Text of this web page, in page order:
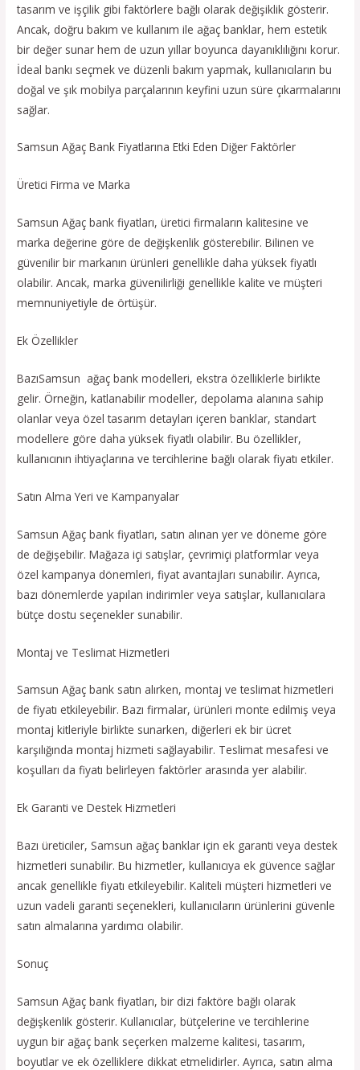
tasarım ve işçilik gibi faktörlere bağlı olarak değişiklik gösterir.
Ancak, doğru bakım ve kullanım ile ağaç banklar, hem estetik
bir değer sunar hem de uzun yıllar boyunca dayanıklılığını korur.
İdeal bankı seçmek ve düzenli bakım yapmak, kullanıcıların bu
doğal ve şık mobilya parçalarının keyfini uzun süre çıkarmalarını
sağlar.
Samsun Ağaç Bank Fiyatlarına Etki Eden Diğer Faktörler
Üretici Firma ve Marka
Samsun Ağaç bank fiyatları, üretici firmaların kalitesine ve
marka değerine göre de değişkenlik gösterebilir. Bilinen ve
güvenilir bir markanın ürünleri genellikle daha yüksek fiyatlı
olabilir. Ancak, marka güvenilirliği genellikle kalite ve müşteri
memnuniyetiyle de örtüşür.
Ek Özellikler
BazıSamsun ağaç bank modelleri, ekstra özelliklerle birlikte
gelir. Örneğin, katlanabilir modeller, depolama alanına sahip
olanlar veya özel tasarım detayları içeren banklar, standart
modellere göre daha yüksek fiyatlı olabilir. Bu özellikler,
kullanıcının ihtiyaçlarına ve tercihlerine bağlı olarak fiyatı etkiler.
Satın Alma Yeri ve Kampanyalar
Samsun Ağaç bank fiyatları, satın alınan yer ve döneme göre
de değişebilir. Mağaza içi satışlar, çevrimiçi platformlar veya
özel kampanya dönemleri, fiyat avantajları sunabilir. Ayrıca,
bazı dönemlerde yapılan indirimler veya satışlar, kullanıcılara
bütçe dostu seçenekler sunabilir.
Montaj ve Teslimat Hizmetleri
Samsun Ağaç bank satın alırken, montaj ve teslimat hizmetleri
de fiyatı etkileyebilir. Bazı firmalar, ürünleri monte edilmiş veya
montaj kitleriyle birlikte sunarken, diğerleri ek bir ücret
karşılığında montaj hizmeti sağlayabilir. Teslimat mesafesi ve
koşulları da fiyatı belirleyen faktörler arasında yer alabilir.
Ek Garanti ve Destek Hizmetleri
Bazı üreticiler, Samsun ağaç banklar için ek garanti veya destek
hizmetleri sunabilir. Bu hizmetler, kullanıcıya ek güvence sağlar
ancak genellikle fiyatı etkileyebilir. Kaliteli müşteri hizmetleri ve
uzun vadeli garanti seçenekleri, kullanıcıların ürünlerini güvenle
satın almalarına yardımcı olabilir.
Sonuç
Samsun Ağaç bank fiyatları, bir dizi faktöre bağlı olarak
değişkenlik gösterir. Kullanıcılar, bütçelerine ve tercihlerine
uygun bir ağaç bank seçerken malzeme kalitesi, tasarım,
boyutlar ve ek özelliklere dikkat etmelidirler. Ayrıca, satın alma